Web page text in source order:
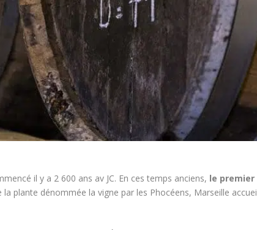
il y a 2 600 ans av JC. En ces temps anciens, le premier
la plante dénommée la vigne par les Phocéens, Marseille